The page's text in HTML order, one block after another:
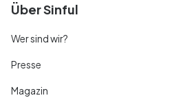
Über Sinful
Wer sind wir?
Presse
Magazin